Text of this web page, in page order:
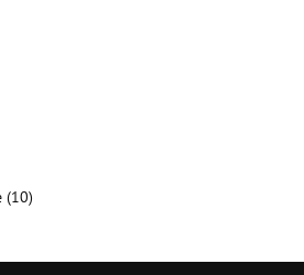
(10)